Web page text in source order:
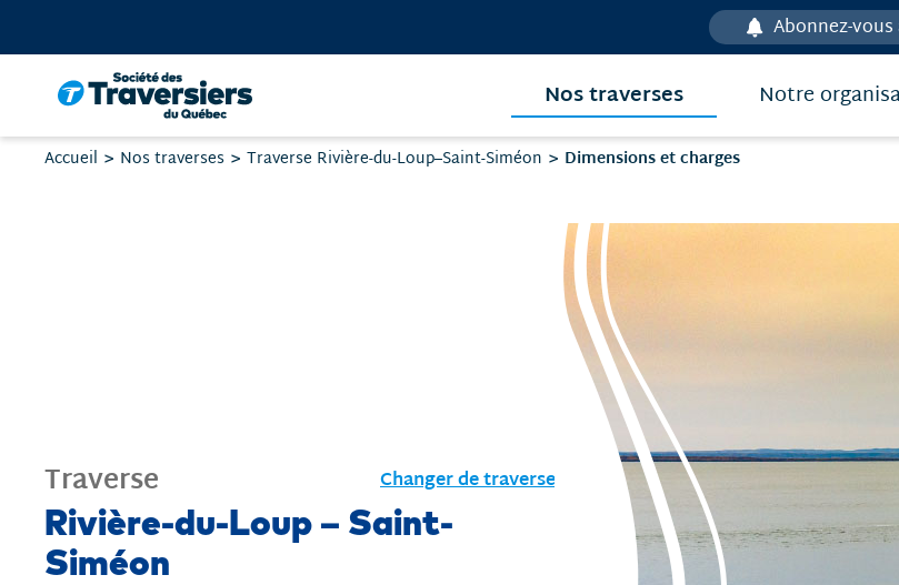
contenu
Abonnez-
Nos traverses Notre
Vous
Accueil Nos traverses Traverse Rivière-du-Loup–Saint-Siméon Dimensions et charges
Traverse Changer de traverse
Traverse
Rivière-du-Loup – Saint-
Siméon